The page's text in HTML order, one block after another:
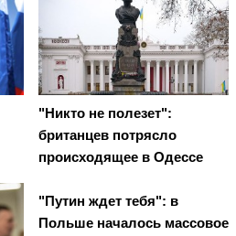
"Никто не полезет":
британцев потрясло
происходящее в Одессе
"Путин ждет тебя": в
Польше началось массовое